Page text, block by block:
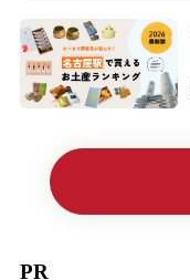
PR